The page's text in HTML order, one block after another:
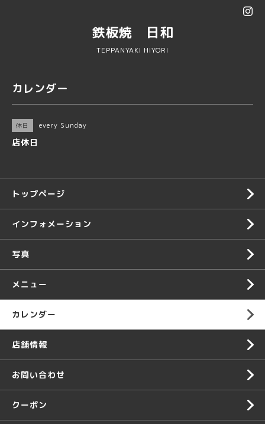
鉄板焼 日和
TEPPANYAKI HIYORI
カレンダー
休日 every Sunday
店休日
トップページ
インフォメーション
写真
メニュー
カレンダー
店舗情報
お問い合わせ
クーポン